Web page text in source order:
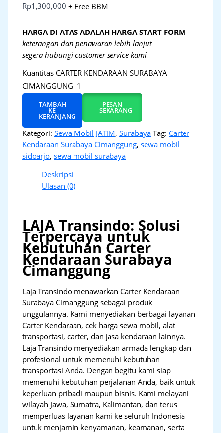
Rp1,300,000 + Free BBM
HARGA DI ATAS ADALAH HARGA START FORM
keterangan dan penawaran lebih lanjut
segera hubungi customer service kami.
Kuantitas CARTER KENDARAAN SURABAYA
CIMANGGUNG
TAMBAH
KE
KERANJANG
PESAN
SEKARANG
Kategori:Sewa Mobil JATIM,Surabaya Tag: Carter
Kendaraan Surabaya Cimanggung,sewa mobil
sidoarjo,sewa mobil surabaya
Deskripsi
Ulasan (0)
LAJA Transindo: Solusi
Terpercaya untuk
Kebutuhan Carter
Kendaraan Surabaya
Cimanggung
Laja Transindo menawarkan Carter Kendaraan
Surabaya Cimanggung sebagai produk
unggulannya. Kami menyediakan berbagai layanan
Carter Kendaraan, cek harga sewa mobil, alat
transportasi, carter, dan jasa kendaraan lainnya.
Laja Transindo menyediakan armada lengkap dan
profesional untuk memenuhi kebutuhan
transportasi Anda. Dengan begitu kami siap
memenuhi kebutuhan perjalanan Anda, baik untuk
keperluan pribadi maupun bisnis. Kami melayani
wilayah Jawa, Sumatra, Kalimantan, dan terus
memperluas layanan kami ke seluruh Indonesia
untuk menjamin kenyamanan, keamanan, serta